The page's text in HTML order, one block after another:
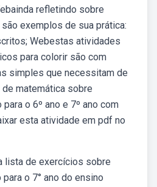
refletindo sobre
exemplos de sua prática:
Webestas atividades
para colorir são com
simples que necessitam de
matemática sobre
o 6º ano e 7º ano com
esta atividade em pdf no
lista de exercícios sobre
o 7° ano do ensino